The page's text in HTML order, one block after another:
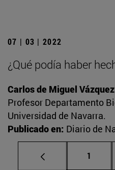
07 | 03 | 2022
¿Qué podía haber
Carlos de Miguel Vázquez
Profesor Departamento
Universidad de Navarra.
Publicado en: Diario de
Página
1